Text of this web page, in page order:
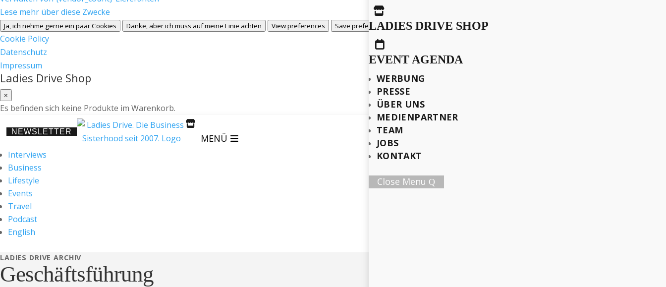
Lese mehr über diese Zwecke
Ja, ich nehme gerne ein paar Cookies Danke, aber ich muss auf meine Linie achten View preferences Save preferences
View preferences
Cookie Policy
Datenschutz
Impressum
Ladies Drive Shop
×
Es befinden sich keine Produkte im Warenkorb.
NEWSLETTER

MENÜ
Interviews
Business
Lifestyle
Events
Travel
Podcast
English

LADIES DRIVE SHOP

EVENT AGENDA
WERBUNG
PRESSE
ÜBER UNS
MEDIENPARTNER
TEAM
JOBS
KONTAKT
Close Menu
LADIES DRIVE ARCHIV
Geschäftsführung